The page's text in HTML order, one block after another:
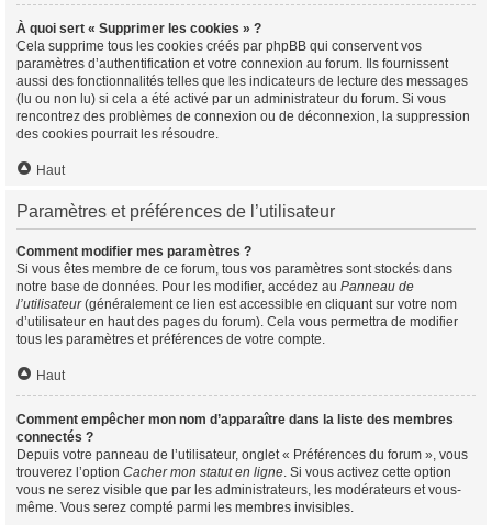
À quoi sert « Supprimer les cookies » ?
Cela supprime tous les cookies créés par phpBB qui conservent vos
paramètres d’authentification et votre connexion au forum. Ils fournissent
aussi des fonctionnalités telles que les indicateurs de lecture des messages
(lu ou non lu) si cela a été activé par un administrateur du forum. Si vous
rencontrez des problèmes de connexion ou de déconnexion, la suppression
des cookies pourrait les résoudre.
Haut
Paramètres et préférences de l’utilisateur
Comment modifier mes paramètres ?
Si vous êtes membre de ce forum, tous vos paramètres sont stockés dans
notre base de données. Pour les modifier, accédez au Panneau de
l’utilisateur(généralement ce lien est accessible en cliquant sur votre nom
d’utilisateur en haut des pages du forum). Cela vous permettra de modifier
tous les paramètres et préférences de votre compte.
Haut
Comment empêcher mon nom d’apparaître dans la liste des membres
connectés ?
Depuis votre panneau de l’utilisateur, onglet « Préférences du forum », vous
trouverez l’option Cacher mon statut en ligne. Si vous activez cette option
vous ne serez visible que par les administrateurs, les modérateurs et vous-
même. Vous serez compté parmi les membres invisibles.